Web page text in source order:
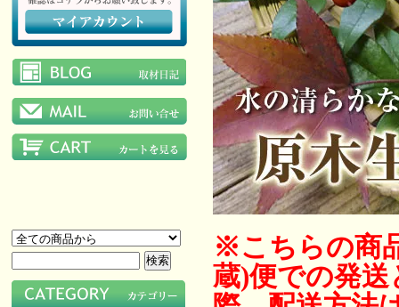
※こちらの商
蔵)便での発